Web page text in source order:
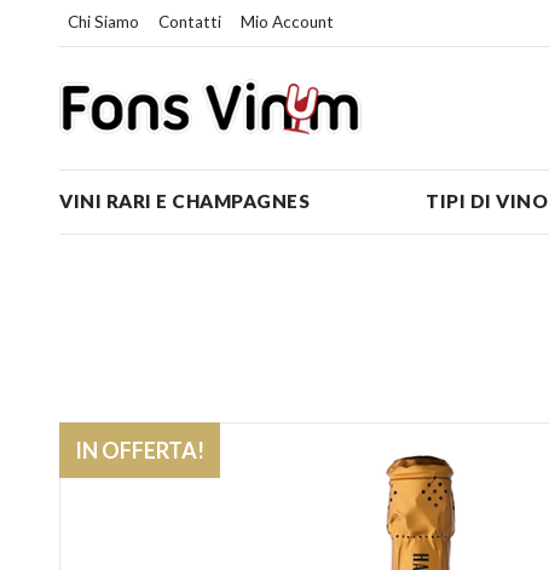
Chi Siamo Contatti Mio Account
VINI RARI E CHAMPAGNES TIPI DI VINO
IN OFFERTA!